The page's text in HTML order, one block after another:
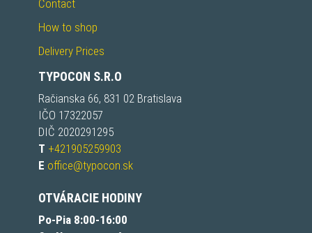
Contact
How to shop
Delivery Prices
TYPOCON S.R.O
Račianska 66, 831 02 Bratislava
IČO 17322057
DIČ 2020291295
T +421905259903
E office@typocon.sk
OTVÁRACIE HODINY
Po-Pia 8:00-16:00